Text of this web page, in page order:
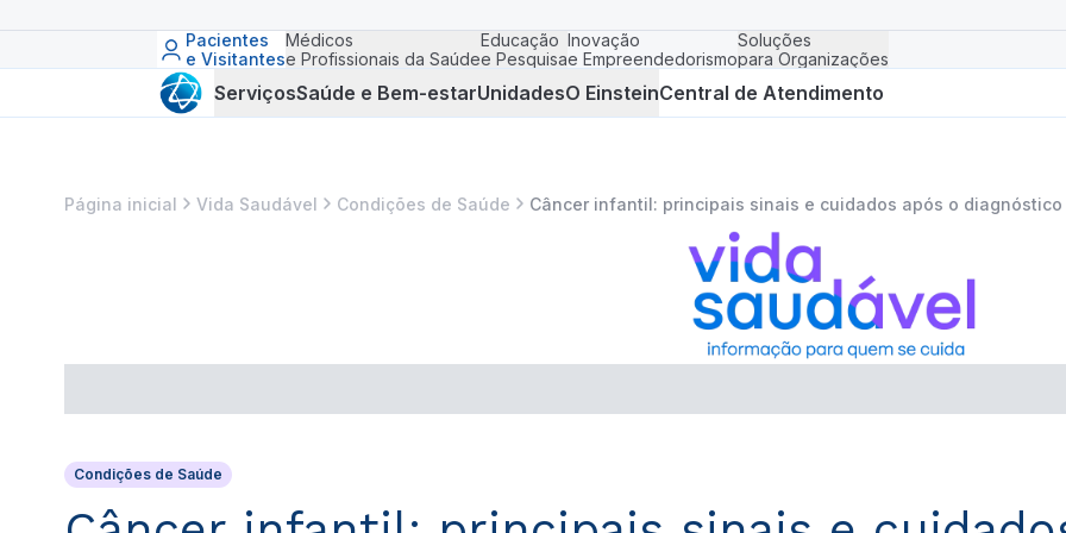
Pacientes
e Visitantes
Médicos
e Profissionais da Saúde
Educação
e Pesquisa
Inovação
e Empreendedorismo
Soluções
para Organizações
ServiçosSaúde e Bem-estarUnidadesO EinsteinCentral de Atendimento
Página inicial Vida Saudável Condições de Saúde Câncer infantil: principais sinais e cuidados após o diagnóstico
Condições de Saúde